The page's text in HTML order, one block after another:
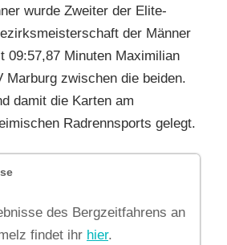
wurde Zweiter der Elite-
der Männer
09:57,87 Minuten Maximilian
Marburg zwischen die beiden.
damit die Karten am
Radrennsports gelegt.
des Bergzeitfahrens an
findet ihr hier.